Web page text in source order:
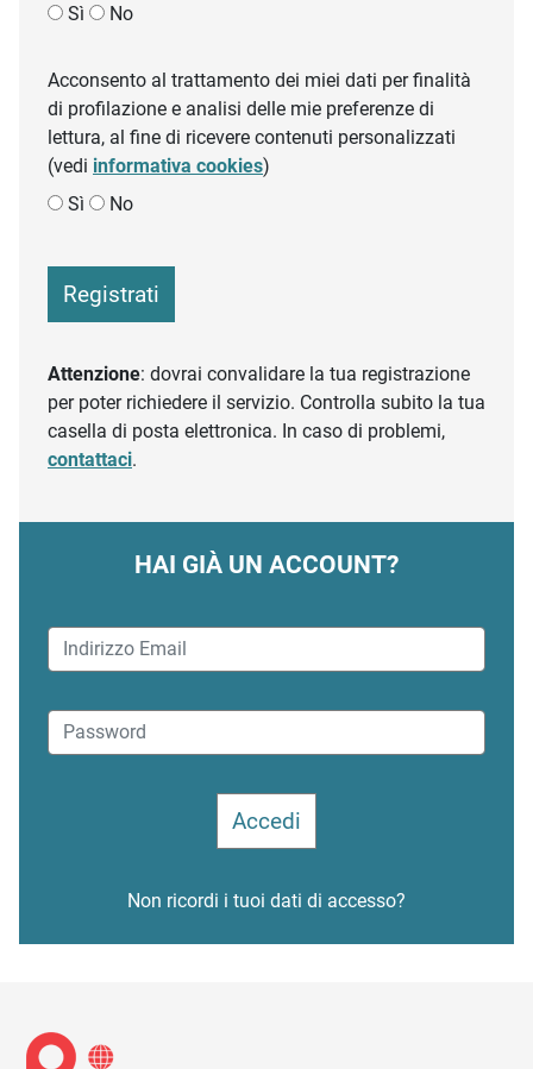
Sì
No
Acconsento al trattamento dei miei dati per finalità
di profilazione e analisi delle mie preferenze di
lettura, al fine di ricevere contenuti personalizzati
(vedi informativa cookies)
Sì
No
Registrati
Attenzione: dovrai convalidare la tua registrazione
per poter richiedere il servizio. Controlla subito la tua
casella di posta elettronica. In caso di problemi,
contattaci.
HAI GIÀ UN ACCOUNT?
Non ricordi i tuoi dati di accesso?